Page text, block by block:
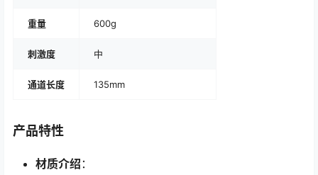
重量 600g
刺激度 中
通道长度 135mm
产品特性
材质介绍 ：